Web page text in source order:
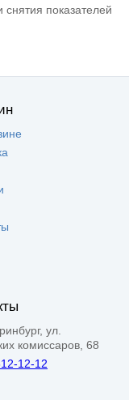
показателей
ул.
комиссаров, 68
12-12